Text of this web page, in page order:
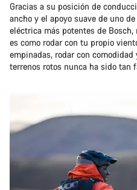
Gracias a su posición de
ancho y el apoyo suave de uno
eléctrica más potentes de Bosch,
es como rodar con tu propio
empinadas, rodar con
terrenos rotos nunca ha sido tan